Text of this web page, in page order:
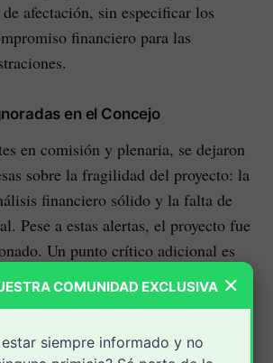
afectación, sin especificar los
financiero para las
en el Concejo
en comisión y plenaria, se dejaron
sobre la fragilidad del proyecto: la
financiero sólido y la falta de
Pese a estas alertas, el proyecto fue
Un punto crítico adicional es
de motivos, se afirmó que el
fiscal de la Ley 819 de 2003 no
directa a la normativa
×
COMUNIDAD EXCLUSIVA
estar siempre informado y no